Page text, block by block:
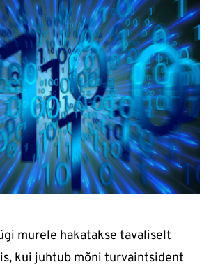
murele hakatakse tavaliselt
kui juhtub mõni turvaintsident